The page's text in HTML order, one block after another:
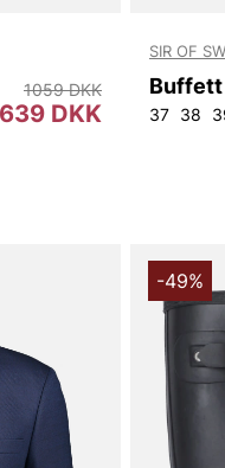
639 DKK
1059 DKK
SIR OF
37 38
-49%